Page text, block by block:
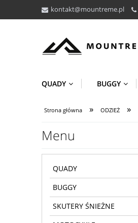
kontakt@mountreme.pl
QUADY BUGGY
Strona główna » ODZIEŻ »
Menu
QUADY
BUGGY
SKUTERY ŚNIEŻNE